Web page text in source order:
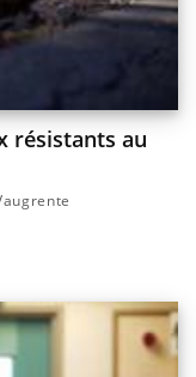
résistants au